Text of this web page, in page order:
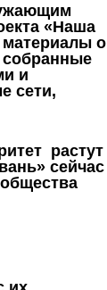
«Наша
о
и
сети,
растут
сейчас